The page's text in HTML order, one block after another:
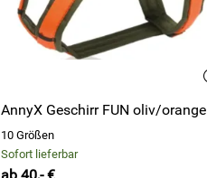
AnnyX Geschirr FUN oliv/orange
10 Größen
Sofort lieferbar